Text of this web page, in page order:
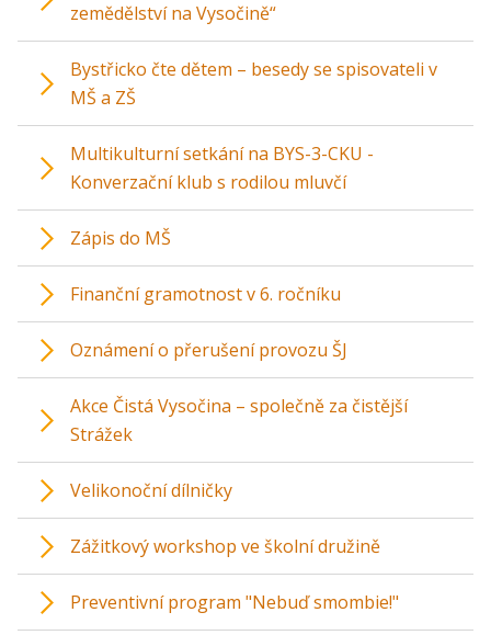
zemědělství na Vysočině“
Bystřicko čte dětem – besedy se spisovateli v
MŠ a ZŠ
Multikulturní setkání na BYS-3-CKU -
Konverzační klub s rodilou mluvčí
Zápis do MŠ
Finanční gramotnost v 6. ročníku
Oznámení o přerušení provozu ŠJ
Akce Čistá Vysočina – společně za čistější
Strážek
Velikonoční dílničky
Zážitkový workshop ve školní družině
Preventivní program "Nebuď smombie!"